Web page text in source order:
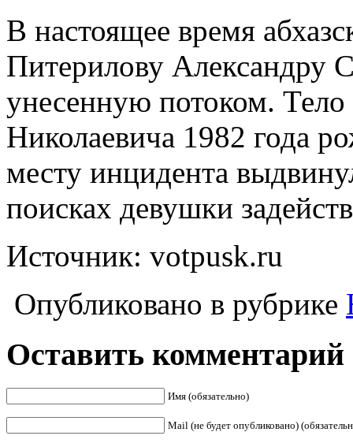
В настоящее время
Питерилову Александру
унесенную потоком.
Николаевича 1982 года
месту инцидента
поисках девушки
Источник: votpusk.ru
Опубликовано в рубрике
Оставить комментарий
Имя (обязательно)
Mail (не будет опубликовано)